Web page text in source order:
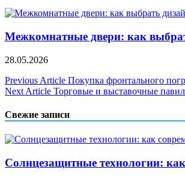
Межкомнатные двери: как
28.05.2026
Навигация
по
записям
Previous Article Покупка фронтального
Next Article Торговые и выставочные
Свежие записи
Солнцезащитные технологии: